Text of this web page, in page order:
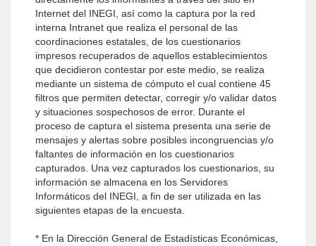
Internet del INEGI, así como la captura por la red
interna Intranet que realiza el personal de las
coordinaciones esta­tales, de los cuestionarios
impresos recuperados de aquellos establecimientos
que decidieron contestar por este medio, se realiza
mediante un sistema de cómputo el cual contiene 45
filtros que permiten detectar, corregir y/o validar datos
y situaciones sospechosos de error. Durante el
proceso de captura el sistema presenta una serie de
mensajes y alertas sobre posibles incongruen­cias y/o
faltantes de información en los cuestionarios
capturados. Una vez capturados los cuestionarios, su
información se almacena en los Servidores
Informáticos del INEGI, a fin de ser utilizada en las
siguientes etapas de la encuesta.
* En la Dirección General de Estadísticas Económicas,